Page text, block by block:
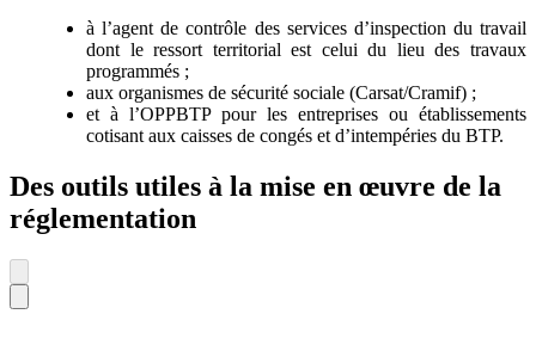
à l’agent de contrôle des services d’inspection du travail
dont le ressort territorial est celui du lieu des travaux
programmés ;
aux organismes de sécurité sociale (Carsat/Cramif) ;
et à l’OPPBTP pour les entreprises ou établissements
cotisant aux caisses de congés et d’intempéries du BTP.
Des outils utiles à la mise en œuvre de la
réglementation